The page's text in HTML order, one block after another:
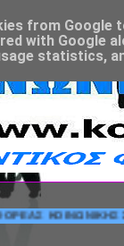
ΚΟΙΝΩΝΙΚΗΣ
from Google
with Google
statistics,